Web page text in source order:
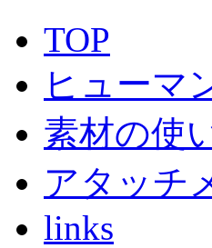
TOP
ヒューマ
素材の使
アタッチ
links